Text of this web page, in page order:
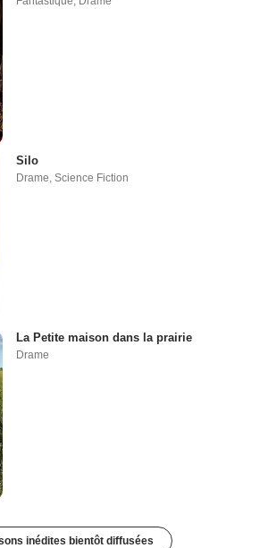
Silo
Drame,Science Fiction
La Petite maison dans la prairie
Drame
inédites bientôt diffusées